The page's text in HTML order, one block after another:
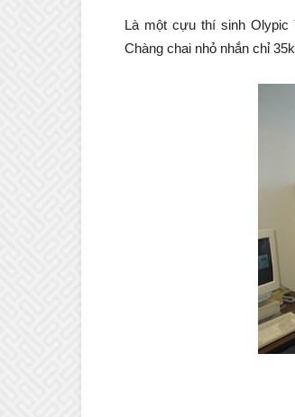
Là một cựu thí sinh Olypic
Chàng chai nhỏ nhắn chỉ